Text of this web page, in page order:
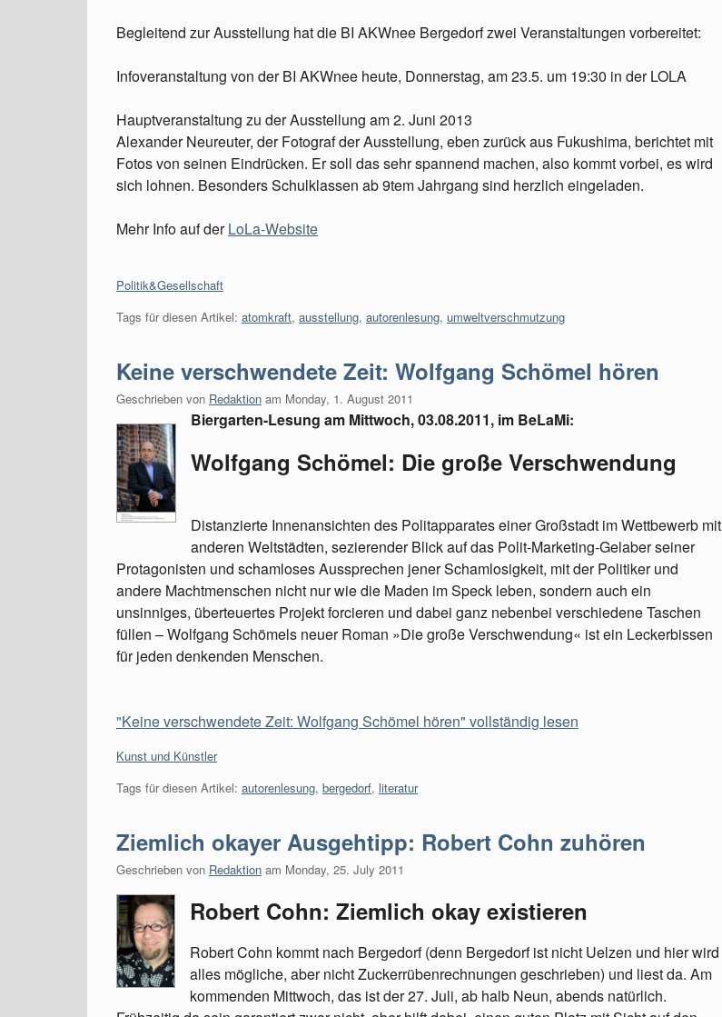
Begleitend zur Ausstellung hat die BI AKWnee Bergedorf zwei Veranstaltungen vorbereitet:
Infoveranstaltung von der BI AKWnee heute, Donnerstag, am 23.5. um 19:30 in der LOLA
Hauptveranstaltung zu der Ausstellung am 2. Juni 2013
Alexander Neureuter, der Fotograf der Ausstellung, eben zurück aus Fukushima, berichtet mit
Fotos von seinen Eindrücken. Er soll das sehr spannend machen, also kommt vorbei, es wird
sich lohnen. Besonders Schulklassen ab 9tem Jahrgang sind herzlich eingeladen.
Mehr Info auf derLoLa-Website
Kategorien:
Politik&Gesellschaft
Tags für diesen Artikel: atomkraft, ausstellung, autorenlesung, umweltverschmutzung
Keine verschwendete Zeit: Wolfgang Schömel hören
Geschrieben von Redaktion am Monday, 1. August 2011
Biergarten-Lesung am Mittwoch, 03.08.2011, im BeLaMi:
Wolfgang Schömel: Die große Verschwendung
Distanzierte Innenansichten des Politapparates einer Großstadt im Wettbewerb mit
anderen Weltstädten, sezierender Blick auf das Polit-Marketing-Gelaber seiner
Protagonisten und schamloses Aussprechen jener Schamlosigkeit, mit der Politiker und
andere Machtmenschen nicht nur wie die Maden im Speck leben, sondern auch ein
unsinniges, überteuertes Projekt forcieren und dabei ganz nebenbei verschiedene Taschen
füllen – Wolfgang Schömels neuer Roman »Die große Verschwendung« ist ein Leckerbissen
für jeden denkenden Menschen.
"Keine verschwendete Zeit: Wolfgang Schömel hören" vollständig lesen
Kategorien:
Kunst und Künstler
Tags für diesen Artikel: autorenlesung, bergedorf, literatur
Ziemlich okayer Ausgehtipp: Robert Cohn zuhören
Geschrieben von Redaktion am Monday, 25. July 2011
Robert Cohn: Ziemlich okay existieren
Robert Cohn kommt nach Bergedorf (denn Bergedorf ist nicht Uelzen und hier wird
alles mögliche, aber nicht Zuckerrübenrechnungen geschrieben) und liest da. Am
kommenden Mittwoch, das ist der 27. Juli, ab halb Neun, abends natürlich.